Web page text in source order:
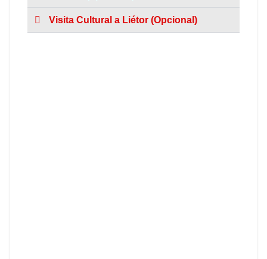
Visita Cultural a Liétor (Opcional)